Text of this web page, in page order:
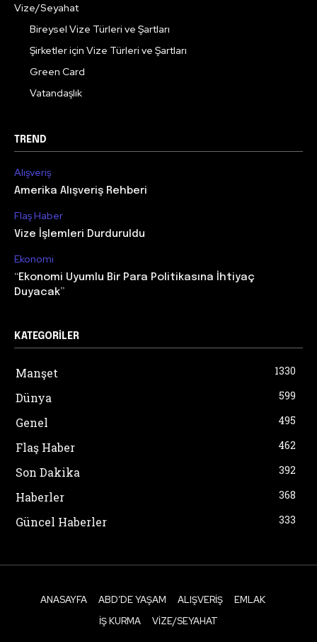
Vize/Seyahat
Bireysel Vize Türleri ve Şartları
Şirketler için Vize Türleri ve Şartları
Green Card
Vatandaşlık
TREND
Alışveriş
Amerika Alışveriş Rehberi
Flaş Haber
Vize İşlemleri Durduruldu
Ekonomi
“Ekonomi Uyumlu Bir Para Politikasına İhtiyaç
Duyacak”
KATEGORILER
Manşet 1330
Dünya 599
Genel 495
Flaş Haber 462
Son Dakika 392
Haberler 368
Güncel Haberler 333
ANASAYFA ABD’DE YAŞAM ALIŞVERIŞ
EMLAK
İŞ KURMA
VIZE/SEYAHAT